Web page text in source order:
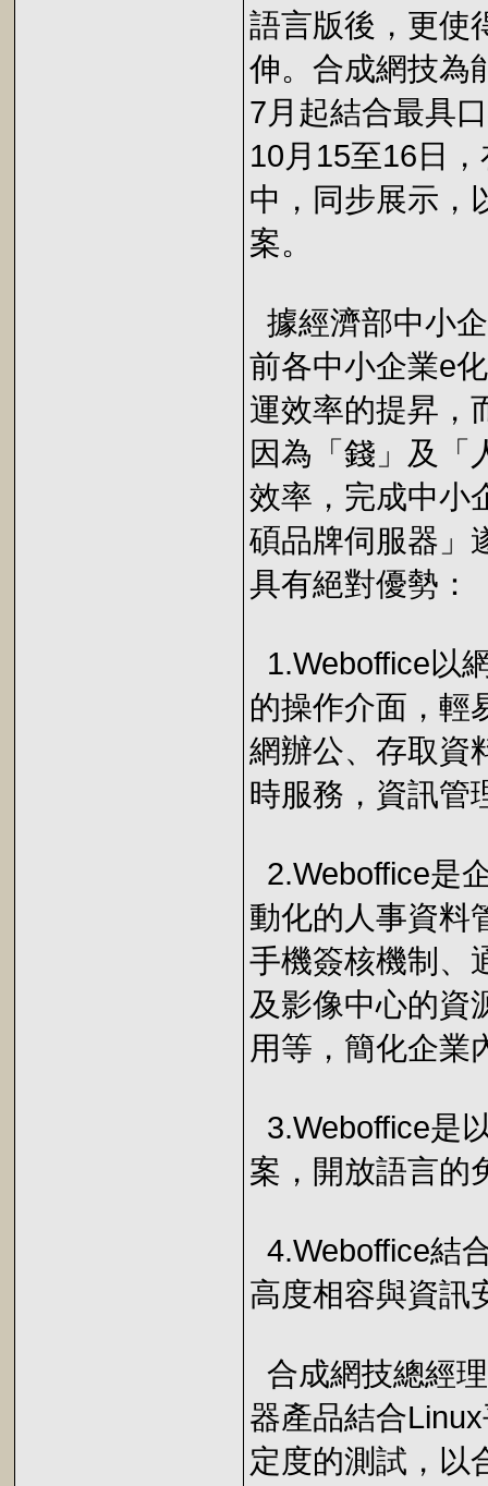
語言版後，更使
伸。合成網技為
7月起結合最具
10月15至16日
中，同步展示，
案。
據經濟部中小
前各中小企業e
運效率的提昇，
因為「錢」及「
效率，完成中小
碩品牌伺服器」
具有絕對優勢：
1.Weboffice以
的操作介面，輕
網辦公、存取資
時服務，資訊管
2.Weboffice是
動化的人事資料
手機簽核機制、
及影像中心的資
用等，簡化企業
3.Weboffice是
案，開放語言的
4.Weboffice結
高度相容與資訊
合成網技總經
器產品結合
定度的測試，以